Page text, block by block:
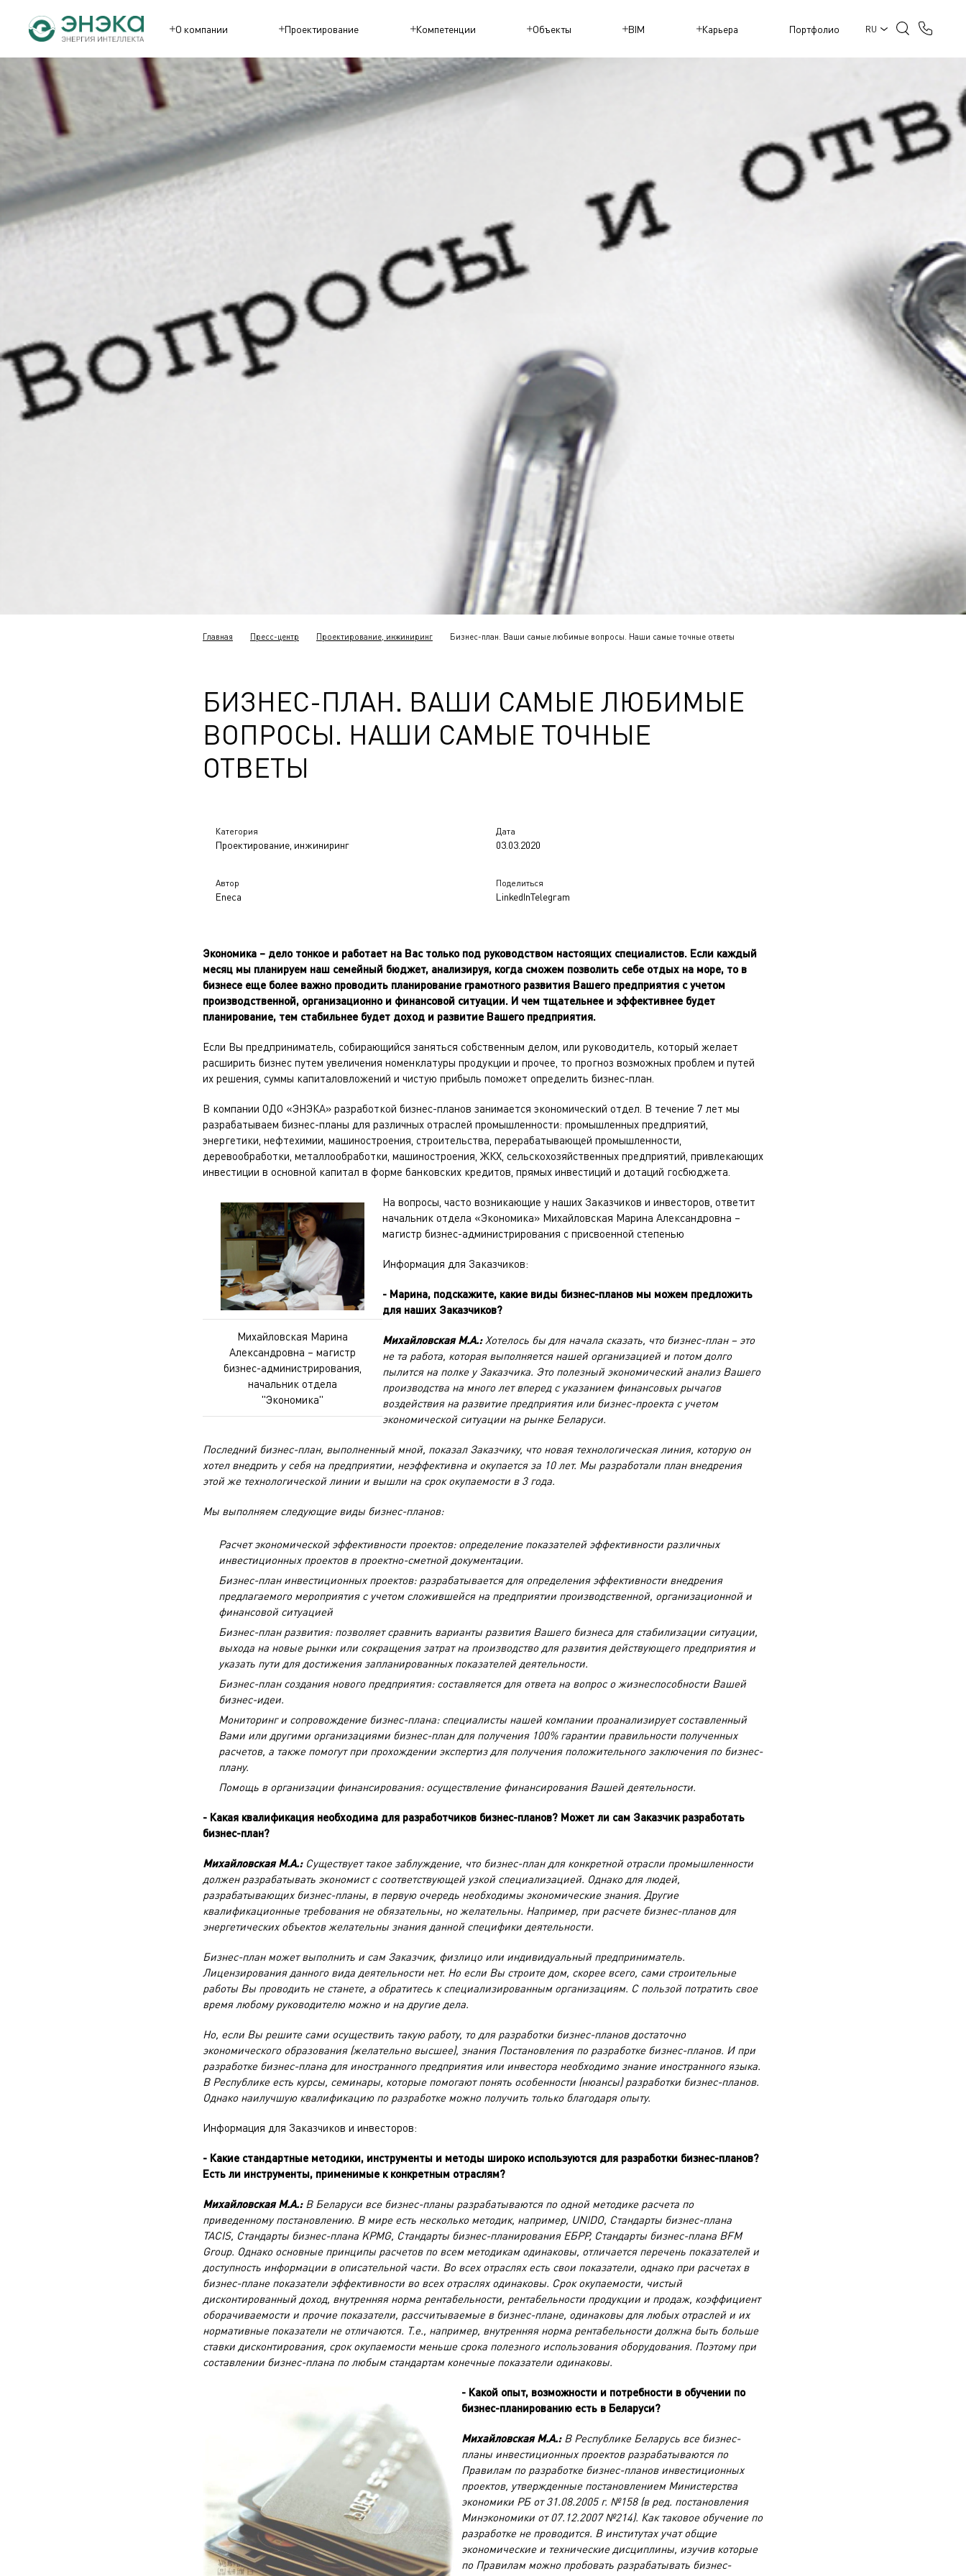
О компании Проектирование Компетенции Объекты BIM Карьера Портфолио RU
Главная Пресс-центр Проектирование, инжиниринг Бизнес-план. Ваши самые любимые вопросы. Наши самые точные ответы
БИЗНЕС-ПЛАН. ВАШИ САМЫЕ ЛЮБИМЫЕ
ВОПРОСЫ. НАШИ САМЫЕ ТОЧНЫЕ
ОТВЕТЫ
Категория
Проектирование, инжиниринг
Дата
03.03.2020
Автор
Eneca
Поделиться
LinkedInTelegram
Экономика – дело тонкое и работает на Вас только под руководством настоящих специалистов. Если каждый
месяц мы планируем наш семейный бюджет, анализируя, когда сможем позволить себе отдых на море, то в
бизнесе еще более важно проводить планирование грамотного развития Вашего предприятия с учетом
производственной, организационно и финансовой ситуации. И чем тщательнее и эффективнее будет
планирование, тем стабильнее будет доход и развитие Вашего предприятия.
Если Вы предприниматель, собирающийся заняться собственным делом, или руководитель, который желает
расширить бизнес путем увеличения номенклатуры продукции и прочее, то прогноз возможных проблем и путей
их решения, суммы капиталовложений и чистую прибыль поможет определить бизнес-план.
В компании ОДО «ЭНЭКА» разработкой бизнес-планов занимается экономический отдел. В течение 7 лет мы
разрабатываем бизнес-планы для различных отраслей промышленности: промышленных предприятий,
энергетики, нефтехимии, машиностроения, строительства, перерабатывающей промышленности,
деревообработки, металлообработки, машиностроения, ЖКХ, сельскохозяйственных предприятий, привлекающих
инвестиции в основной капитал в форме банковских кредитов, прямых инвестиций и дотаций госбюджета.
Михайловская Марина
Александровна – магистр
бизнес-администрирования,
начальник отдела
"Экономика"
На вопросы, часто возникающие у наших Заказчиков и инвесторов, ответит
начальник отдела «Экономика» Михайловская Марина Александровна –
магистр бизнес-администрирования с присвоенной степенью
Информация для Заказчиков:
- Марина, подскажите, какие виды бизнес-планов мы можем предложить
для наших Заказчиков?
Михайловская М.А.:Хотелось бы для начала сказать, что бизнес-план – это
не та работа, которая выполняется нашей организацией и потом долго
пылится на полке у Заказчика. Это полезный экономический анализ Вашего
производства на много лет вперед с указанием финансовых рычагов
воздействия на развитие предприятия или бизнес-проекта с учетом
экономической ситуации на рынке Беларуси.
Последний бизнес-план, выполненный мной, показал Заказчику, что новая технологическая линия, которую он
хотел внедрить у себя на предприятии, неэффективна и окупается за 10 лет. Мы разработали план внедрения
этой же технологической линии и вышли на срок окупаемости в 3 года.
Мы выполняем следующие виды бизнес-планов:
Расчет экономической эффективности проектов: определение показателей эффективности различных
инвестиционных проектов в проектно-сметной документации.
Бизнес-план инвестиционных проектов: разрабатывается для определения эффективности внедрения
предлагаемого мероприятия с учетом сложившейся на предприятии производственной, организационной и
финансовой ситуацией
Бизнес-план развития: позволяет сравнить варианты развития Вашего бизнеса для стабилизации ситуации,
выхода на новые рынки или сокращения затрат на производство для развития действующего предприятия и
указать пути для достижения запланированных показателей деятельности.
Бизнес-план создания нового предприятия: составляется для ответа на вопрос о жизнеспособности Вашей
бизнес-идеи.
Мониторинг и сопровождение бизнес-плана: специалисты нашей компании проанализирует составленный
Вами или другими организациями бизнес-план для получения 100% гарантии правильности полученных
расчетов, а также помогут при прохождении экспертиз для получения положительного заключения по бизнес-
плану.
Помощь в организации финансирования: осуществление финансирования Вашей деятельности.
- Какая квалификация необходима для разработчиков бизнес-планов? Может ли сам Заказчик разработать
бизнес-план?
Михайловская М.А.:Существует такое заблуждение, что бизнес-план для конкретной отрасли промышленности
должен разрабатывать экономист с соответствующей узкой специализацией. Однако для людей,
разрабатывающих бизнес-планы, в первую очередь необходимы экономические знания. Другие
квалификационные требования не обязательны, но желательны. Например, при расчете бизнес-планов для
энергетических объектов желательны знания данной специфики деятельности.
Бизнес-план может выполнить и сам Заказчик, физлицо или индивидуальный предприниматель.
Лицензирования данного вида деятельности нет. Но если Вы строите дом, скорее всего, сами строительные
работы Вы проводить не станете, а обратитесь к специализированным организациям. С пользой потратить свое
время любому руководителю можно и на другие дела.
Но, если Вы решите сами осуществить такую работу, то для разработки бизнес-планов достаточно
экономического образования (желательно высшее), знания Постановления по разработке бизнес-планов. И при
разработке бизнес-плана для иностранного предприятия или инвестора необходимо знание иностранного языка.
В Республике есть курсы, семинары, которые помогают понять особенности (нюансы) разработки бизнес-планов.
Однако наилучшую квалификацию по разработке можно получить только благодаря опыту.
Информация для Заказчиков и инвесторов:
- Какие стандартные методики, инструменты и методы широко используются для разработки бизнес-планов?
Есть ли инструменты, применимые к конкретным отраслям?
Михайловская М.А.:В Беларуси все бизнес-планы разрабатываются по одной методике расчета по
приведенному постановлению. В мире есть несколько методик, например, UNIDO, Стандарты бизнес-плана
TACIS, Стандарты бизнес-плана KPMG, Стандарты бизнес-планирования ЕБРР, Стандарты бизнес-плана BFM
Group. Однако основные принципы расчетов по всем методикам одинаковы, отличается перечень показателей и
доступность информации в описательной части. Во всех отраслях есть свои показатели, однако при расчетах в
бизнес-плане показатели эффективности во всех отраслях одинаковы. Срок окупаемости, чистый
дисконтированный доход, внутренняя норма рентабельности, рентабельности продукции и продаж, коэффициент
оборачиваемости и прочие показатели, рассчитываемые в бизнес-плане, одинаковы для любых отраслей и их
нормативные показатели не отличаются. Т.е., например, внутренняя норма рентабельности должна быть больше
ставки дисконтирования, срок окупаемости меньше срока полезного использования оборудования. Поэтому при
составлении бизнес-плана по любым стандартам конечные показатели одинаковы.
- Какой опыт, возможности и потребности в обучении по
бизнес-планированию есть в Беларуси?
Михайловская М.А.:В Республике Беларусь все бизнес-
планы инвестиционных проектов разрабатываются по
Правилам по разработке бизнес-планов инвестиционных
проектов, утвержденные постановлением Министерства
экономики РБ от 31.08.2005 г. №158 (в ред. постановления
Минэкономики от 07.12.2007 №214). Как таковое обучение по
разработке не проводится. В институтах учат общие
экономические и технические дисциплины, изучив которые
по Правилам можно пробовать разрабатывать бизнес-